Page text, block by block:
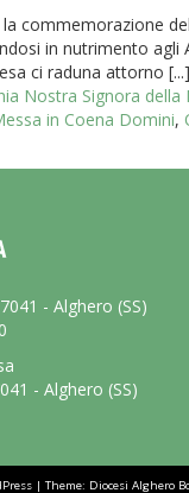
commemorazione
in nutrimento
ci raduna attorno [...]
Nostra Signora della
in Coena Domini,
- Alghero (SS)
- Alghero (SS)
| Theme: Diocesi Alghero